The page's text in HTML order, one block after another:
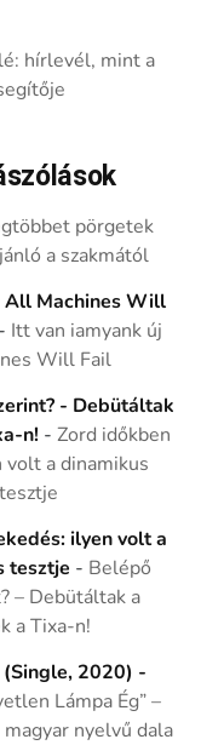
hírlevél, mint a
pörgetek
a szakmától
All Machines Will
- Itt van iamyank új
Will Fail
- Debütáltak
n! -Zord időkben
a dinamikus
ilyen volt a
tesztje - Belépő
– Debütáltak a
a Tixa-n!
2020) -
Lámpa Ég” –
nyelvű dala